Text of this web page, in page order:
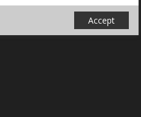
Accept